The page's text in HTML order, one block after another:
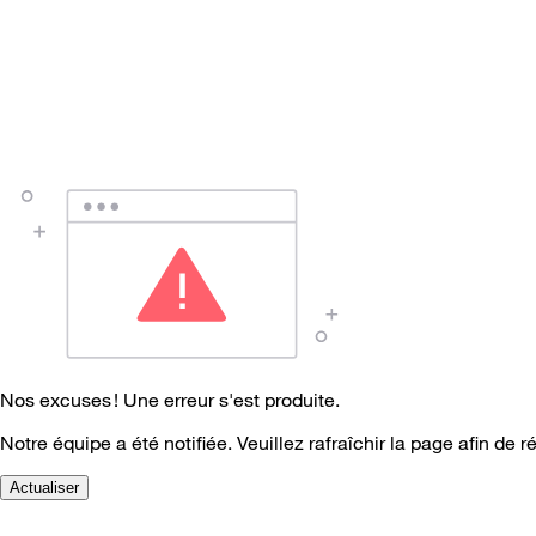
Nos excuses ! Une erreur s'est produite.
Notre équipe a été notifiée. Veuillez rafraîchir la page afin de
Actualiser